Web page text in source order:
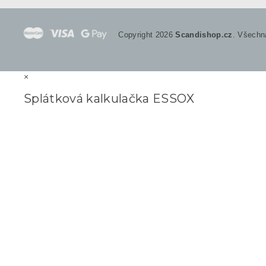
Copyright 2026Scandishop.cz .
×
Splátková kalkulačka ESSOX